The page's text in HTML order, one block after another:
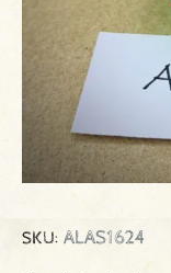
SKU: ALAS1624